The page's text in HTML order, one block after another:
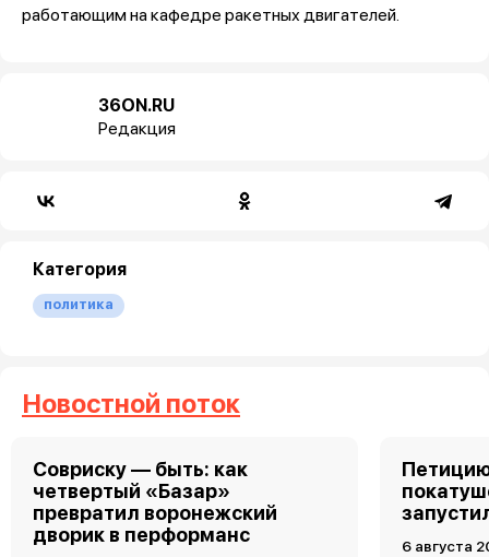
работающим на кафедре ракетных двигателей.
36ON.RU
Редакция
Категория
политика
Новостной поток
Совриску — быть: как
четвертый «Базар»
превратил воронежский
дворик в перформанс
6 августа